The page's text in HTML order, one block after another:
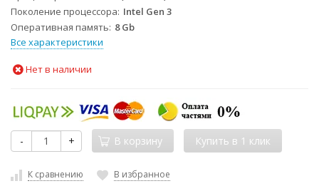
Поколение процессора Intel Gen 3
Оперативная память 8 Gb
Все характеристики
Нет в наличии
- + В корзину
К сравнению В избранное